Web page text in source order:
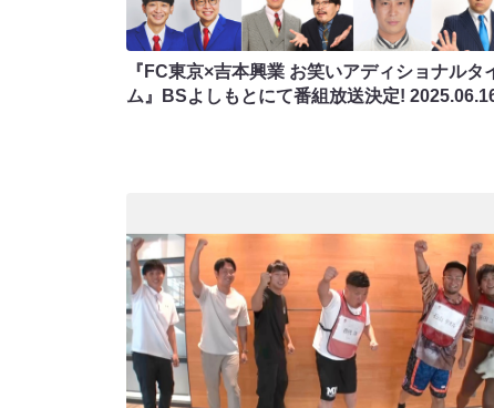
『FC東京×吉本興業 お笑いアディショナルタ
ム』BSよしもとにて番組放送決定!